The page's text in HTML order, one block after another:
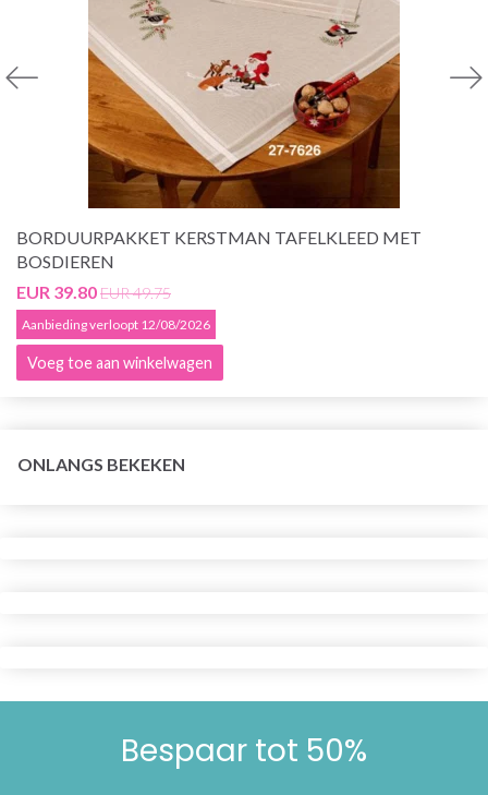
BORDUURPAKKET KERSTMAN TAFELKLEED MET
BOSDIEREN
EUR 39.80EUR 49.75
Aanbieding verloopt 12/08/2026
Voeg toe aan winkelwagen
ONLANGS BEKEKEN
Bespaar tot 50%